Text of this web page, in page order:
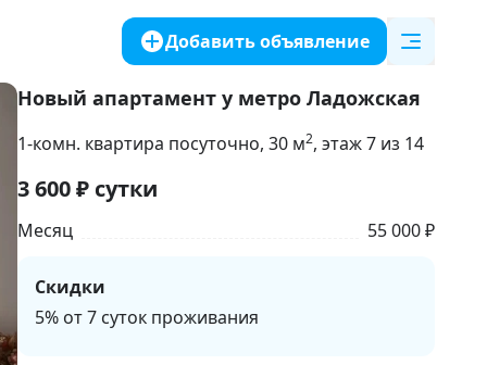
Добавить объявление
Новый апартамент у метро Ладожская
1-комн. квартира посуточно, 30 м2, этаж 7 из 14
3 600₽ сутки
Месяц 55 000 ₽
Скидки
5% от 7 суток проживания